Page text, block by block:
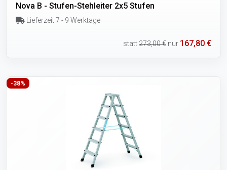
Nova B - Stufen-Stehleiter 2x5 Stufen
Lieferzeit 7 - 9 Werktage
statt273,00 € nur 167,80 €
-38%